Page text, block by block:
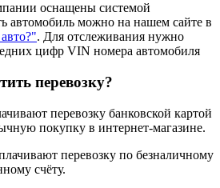
оснащены системой
можно на нашем сайте в
. Для отслеживания нужно
цифр VIN номера автомобиля
перевозку?
перевозку банковской картой
покупку в интернет‑магазине.
перевозку по безналичному
счёту.